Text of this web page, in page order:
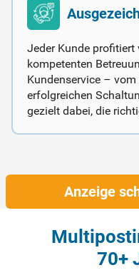
Jeder Kunde profitiert
kompetenten
Kundenservice –
erfolgreichen
gezielt dabei, die
Anzeige
70+